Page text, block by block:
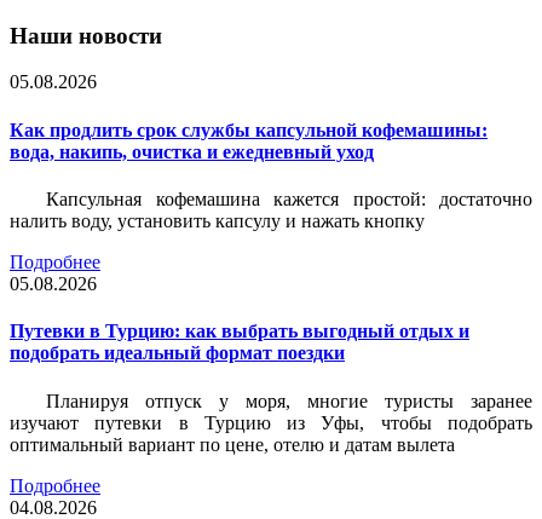
Наши новости
05.08.2026
Как продлить срок службы капсульной кофемашины:
вода, накипь, очистка и ежедневный уход
Капсульная кофемашина кажется простой: достаточно
налить воду, установить капсулу и нажать кнопку
Подробнее
05.08.2026
Путевки в Турцию: как выбрать выгодный отдых и
подобрать идеальный формат поездки
Планируя отпуск у моря, многие туристы заранее
изучают путевки в Турцию из Уфы, чтобы подобрать
оптимальный вариант по цене, отелю и датам вылета
Подробнее
04.08.2026